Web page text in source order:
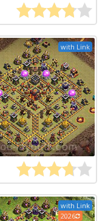
with Link
with Link
2026